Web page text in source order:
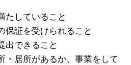
たしていること
保証を受けられること
出できること
・居所があるか、事業をして